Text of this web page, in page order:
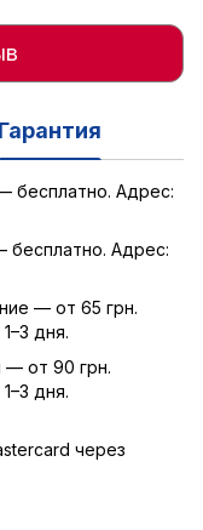
Гарантия
бесплатно. Адрес:
бесплатно. Адрес:
— от 65 грн.
дня.
— от 90 грн.
дня.
через